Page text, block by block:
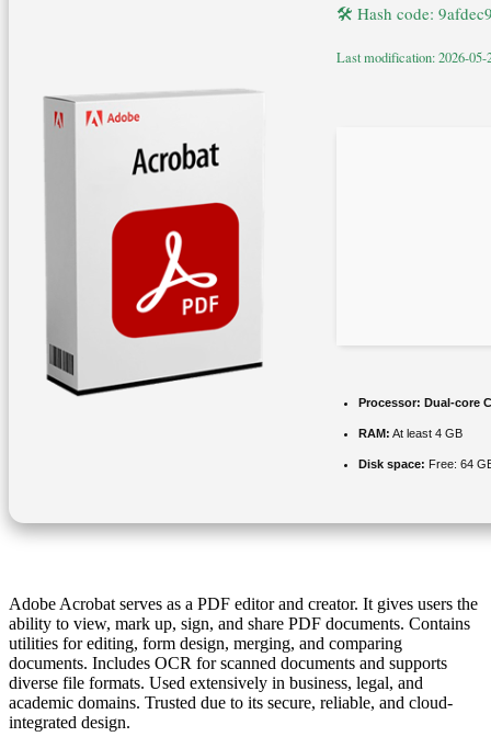
🛠 Hash code:
Last modification: 2026-05-
Processor: Dual-core
RAM: At least 4 GB
Disk space: Free: 64
Adobe Acrobat serves as a PDF editor and creator. It gives users the
ability to view, mark up, sign, and share PDF documents. Contains
utilities for editing, form design, merging, and comparing
documents. Includes OCR for scanned documents and supports
diverse file formats. Used extensively in business, legal, and
academic domains. Trusted due to its secure, reliable, and cloud-
integrated design.